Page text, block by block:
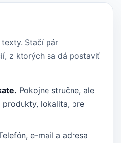
Stačí pár
z ktorých sa dá postaviť
Pokojne stručne, ale
produkty, lokalita, pre
e-mail a adresa